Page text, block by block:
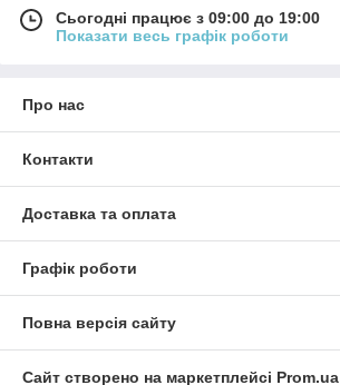
Сьогодні працює з 09:00 до 19:00
Показати весь графік роботи
Про нас
Контакти
Доставка та оплата
Графік роботи
Повна версія сайту
Сайт створено на маркетплейсі Prom.ua